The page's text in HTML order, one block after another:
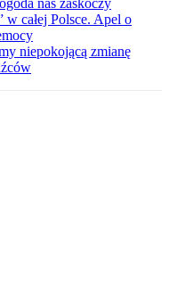
nas zaskoczy
całej Polsce. Apel o
niepokojącą zmianę